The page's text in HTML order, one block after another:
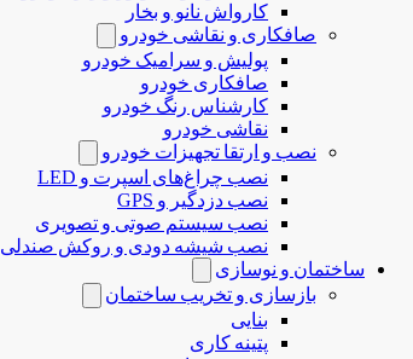
کارواش نانو و بخار
صافکاری و نقاشی خودرو
پولیش و سرامیک خودرو
صافکاری خودرو
کارشناس رنگ خودرو
نقاشی خودرو
نصب و ارتقا تجهیزات خودرو
نصب چراغ‌های اسپرت و LED
نصب دزدگیر و GPS
نصب سیستم صوتی و تصویری
نصب شیشه دودی و روکش صندلی
ساختمان و نوسازی
بازسازی و تخریب ساختمان
بنایی
پتینه کاری